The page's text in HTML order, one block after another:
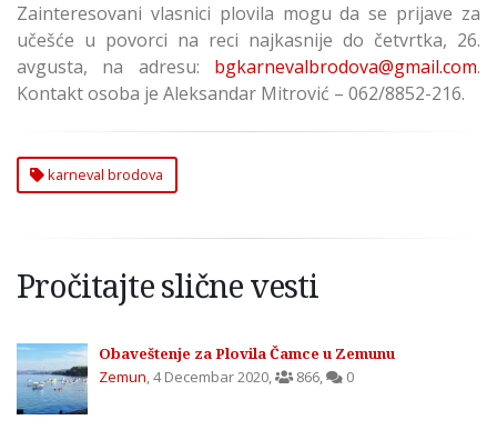
Zainteresovani vlasnici plovila mogu da se prijave za
učešće u povorci na reci najkasnije do četvrtka, 26.
avgusta, na adresu: bgkarnevalbrodova@gmail.com.
Kontakt osoba je Aleksandar Mitrović – 062/8852-216.
karneval brodova
Pročitajte slične vesti
Obaveštenje za Plovila Čamce u Zemunu
Zemun,4 Decembar 2020, 866, 0